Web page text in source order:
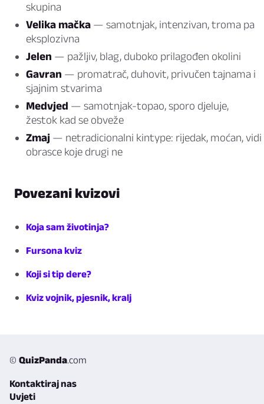
skupina
Velika mačka — samotnjak, intenzivan, troma pa
eksplozivna
Jelen — pažljiv, blag, duboko prilagođen okolini
Gavran — promatrač, duhovit, privučen tajnama i
sjajnim stvarima
Medvjed — samotnjak-topao, sporo djeluje,
žestok kad se obveže
Zmaj — netradicionalni kintype: rijedak, moćan, vidi
obrasce koje drugi ne
Povezani kvizovi
Koja sam životinja?
Fursona kviz
Koji si tip dere?
Kviz vojnik, pjesnik, kralj
© QuizPanda.com
Kontaktiraj nas
Uvjeti